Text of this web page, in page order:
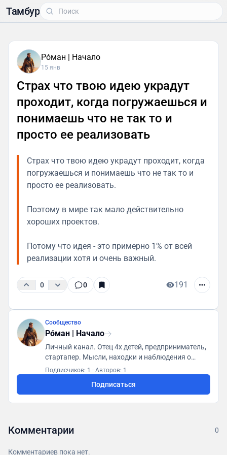
Тамбур
Рóман | Начало
15 янв
Страх что твою идею украдут
проходит, когда погружаешься и
понимаешь что не так то и
просто ее реализовать
Страх что твою идею украдут проходит, когда
погружаешься и понимаешь что не так то и
просто ее реализовать.
Поэтому в мире так мало действительно
хороших проектов.
Потому что идея - это примерно 1% от всей
реализации хотя и очень важный.
0 0 191
Сообщество
Рóман | Начало
Личный канал. Отец 4х детей, предприниматель,
стартапер. Мысли, находки и наблюдения о
технологиях, ИИ и мышлении Про стартапы,
важно не просто потреблять контент, а думать -
Подписчиков: 1 · Авторов: 1
Подписаться
Комментарии 0
Комментариев пока нет.